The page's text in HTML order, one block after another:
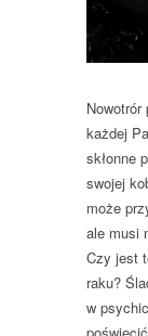
każdej
skłonne
swojej
może
ale musi
Czy jest
raku?
w